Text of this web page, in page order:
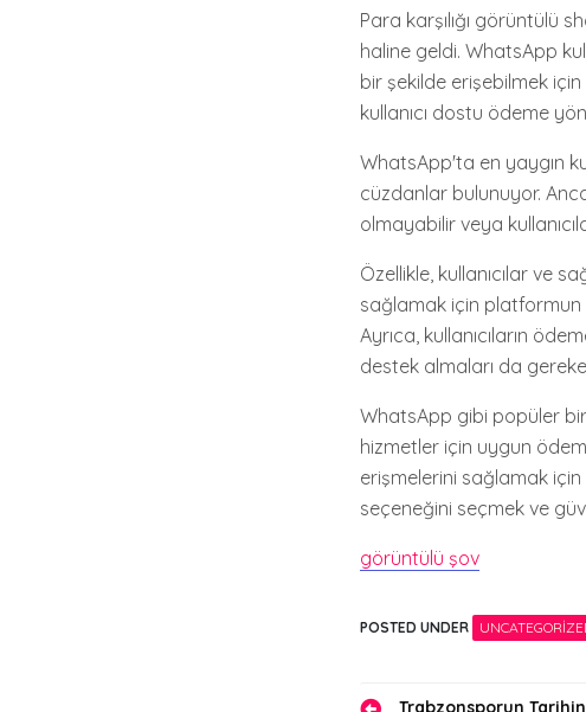
Para karşılığı görüntülü
haline geldi. WhatsApp
bir şekilde erişebilmek
kullanıcı dostu ödeme
WhatsApp'ta en yaygın
cüzdanlar bulunuyor.
olmayabilir veya
Özellikle, kullanıcılar ve
sağlamak için platformun
Ayrıca, kullanıcıların
destek almaları da
WhatsApp gibi popüler
hizmetler için uygun
erişmelerini sağlamak için
seçeneğini seçmek ve
görüntülü şov
POSTED UNDER
Trabzonsporun